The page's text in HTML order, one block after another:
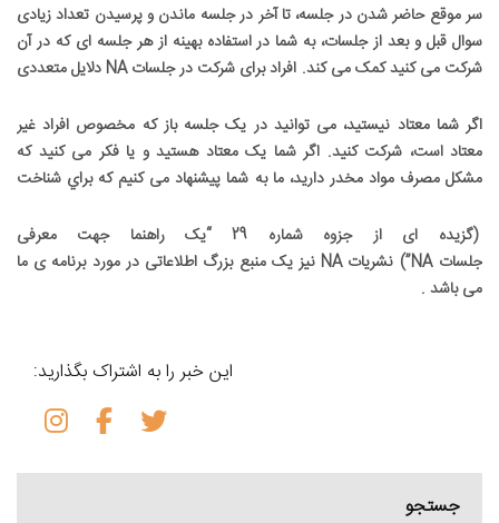
سر موقع حاضر شدن در جلسه، تا آخر در جلسه ماندن و پرسيدن تعداد زيادی
سوال قبل و بعد از جلسات، به شما در استفاده بهينه از هر جلسه ای که در آن
شرکت می کنيد کمک می کند. افراد برای شرکت در جلساتNA
دلايل متعددی
بهبودی با ديگر معتادان می باشد.
اگر شما معتاد نيستيد، می توانید در يک جلسه باز که مخصوص افراد غير
معتاد است، شرکت کنيد. اگر شما يک معتاد هستيد و يا فکر می کنيد که
مشکل مصرف مواد مخدر داريد، ما به شما پيشنهاد می کنيم که براي شناخت
باز و بسته ما در آدرسnairan.org/fa/meetings موجود می باشد (
گزيده ای از جزوه شماره 29 “يک راهنما جهت معرفی
جلسات NA”) نشريات NA
نيز يک منبع بزرگ اطلاعاتی در مورد برنامه ی ما
می باشد .
این خبر را به اشتراک بگذارید:
جستجو